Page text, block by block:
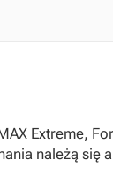
Extreme,
należą się
może